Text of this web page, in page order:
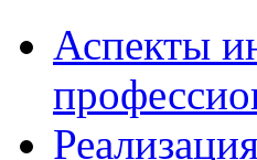
Аспекты